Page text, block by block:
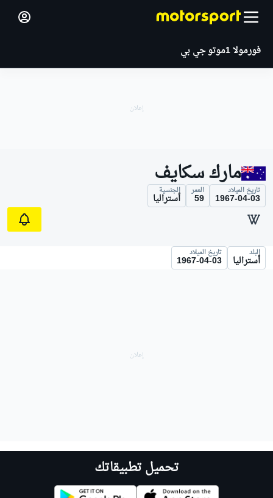
فورمولا 1 موتو جي بي
مارك سكايف
تاريخ الميلاد
1967-04-03
العمر
59
الجنسية
أستراليا
البلد
أستراليا
تاريخ الميلاد
1967-04-03
تحميل تطبيقاتك